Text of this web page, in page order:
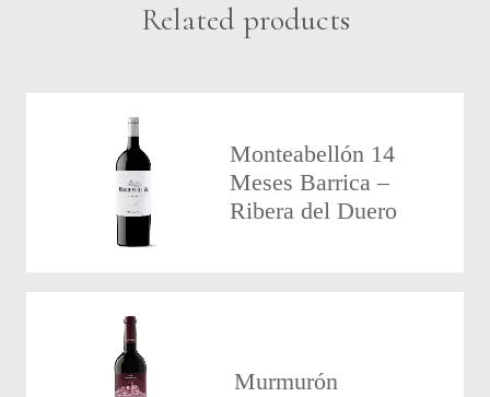
Related products
Monteabellón 14
Meses Barrica –
Ribera del Duero
Murmurón